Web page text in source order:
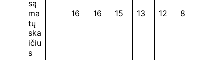
są
ma
tų
ska
ičiu
s
16 16 15 13 12 8